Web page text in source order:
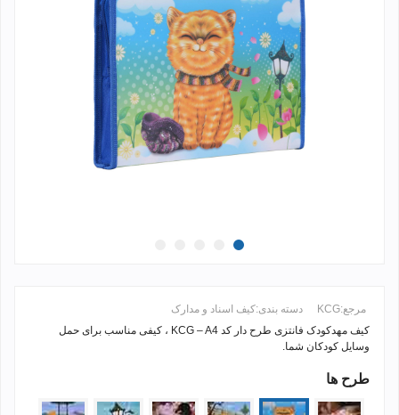
مرجع:KCG دسته بندی:کیف اسناد و مدارک
کیف مهدکودک فانتزی طرح دار کد KCG – A4 ، کیفی مناسب برای حمل
وسایل کودکان شما.
ادامه مطلب +
طرح ها
1216-
cat-
PH-
1216-
cat-
ph-